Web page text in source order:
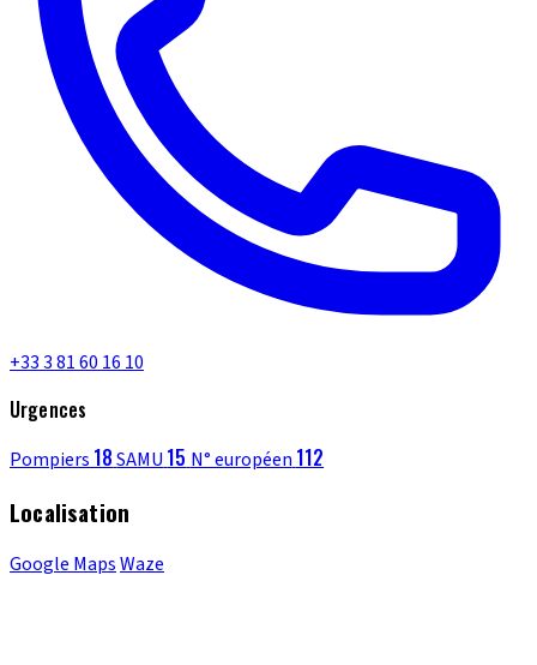
+33 3 81 60 16 10
Urgences
Pompiers 18SAMU 15 N° européen 112
Localisation
Google MapsWaze